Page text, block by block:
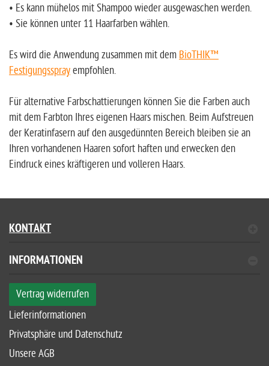
• Es kann mühelos mit Shampoo wieder ausgewaschen werden.
• Sie können unter 11 Haarfarben wählen.
Es wird die Anwendung zusammen mit dem BioTHIK™
Festigungssprayempfohlen.
Für alternative Farbschattierungen können Sie die Farben auch
mit dem Farbton Ihres eigenen Haars mischen. Beim Aufstreuen
der Keratinfasern auf den ausgedünnten Bereich bleiben sie an
Ihren vorhandenen Haaren sofort haften und erwecken den
Eindruck eines kräftigeren und volleren Haars.
KONTAKT
INFORMATIONEN
Vertrag widerrufen
Lieferinformationen
Privatsphäre und Datenschutz
Unsere AGB